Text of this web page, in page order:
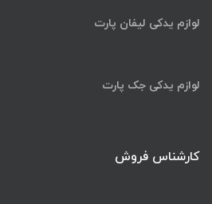
لوازم یدکی لیفان پارت
لوازم یدکی جک پارت
کارشناس فروش